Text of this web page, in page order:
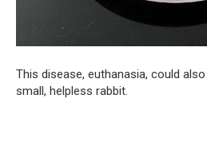
This disease, euthanasia, could
small, helpless rabbit.